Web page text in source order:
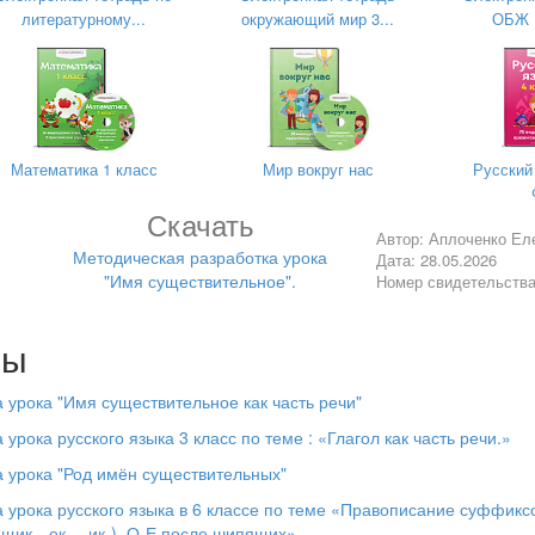
одни, называют предмет, другие – их признаки, третьи –
существует. И мы должны сегодня разобраться с этой частью
которая называется МОРФОЛОГИЯ (вывешиваю карточку). У
вы знаете?....) есть свой дом. И вот сегодня мы будем строить
основание. (показываю рисунок с изображением дома на
является фундаментом. (вывешиваю на доску)
две группы: Шофер, ветеран, плакат, катер, маляр,
учительница, пшеница, юноша.
группу? Почему?
группе? Почему?
(слова, отвечающие на вопрос кто? и на вопрос что?;
дома имени существительного (вывешиваю первый этаж)
столбика. В левый – одушевлённые существительные, в правый –
литературному...
окружающий мир 3...
ОБЖ
Математика 1 класс Мир вокруг нас
Скачать
Методическая разработка урока
"Имя существительное".
Автор: Аплоченко
Дата: 28.05.2026
Номер
"Имя существительное как часть речи"
русского языка 3 класс по теме : «Глагол как часть речи.»
урока "Род имён существительных"
урока русского языка в 6 классе по теме «Правописание